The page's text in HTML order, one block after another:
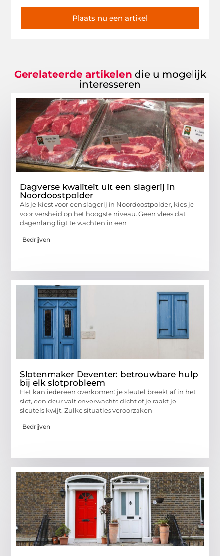
Plaats nu een artikel
Gerelateerde artikelen die u mogelijk
interesseren
Dagverse kwaliteit uit een slagerij in
Noordoostpolder
Als je kiest voor een slagerij in Noordoostpolder, kies je
voor versheid op het hoogste niveau. Geen vlees dat
dagenlang ligt te wachten in een
Bedrijven
Slotenmaker Deventer: betrouwbare hulp
bij elk slotprobleem
Het kan iedereen overkomen: je sleutel breekt af in het
slot, een deur valt onverwachts dicht of je raakt je
sleutels kwijt. Zulke situaties veroorzaken
Bedrijven